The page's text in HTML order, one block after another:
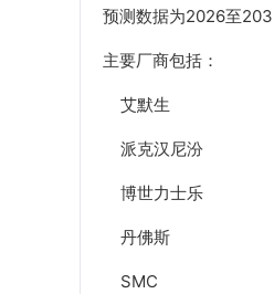
预测数据为2026至
主要厂商包括：
艾默生
派克汉尼汾
博世力士乐
丹佛斯
SMC